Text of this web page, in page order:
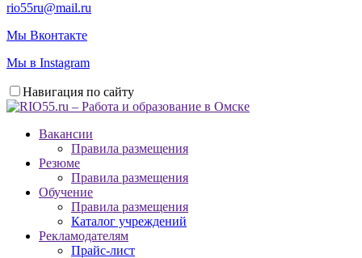
rio55ru@mail.ru
Мы Вконтакте
Мы в Instagram
Навигация по сайту
Вакансии
Правила размещения
Резюме
Правила размещения
Обучение
Правила размещения
Каталог учреждений
Рекламодателям
Прайс-лист